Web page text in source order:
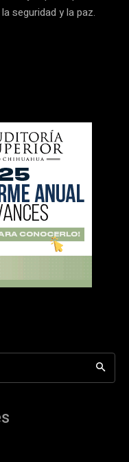
seguridad y la paz.